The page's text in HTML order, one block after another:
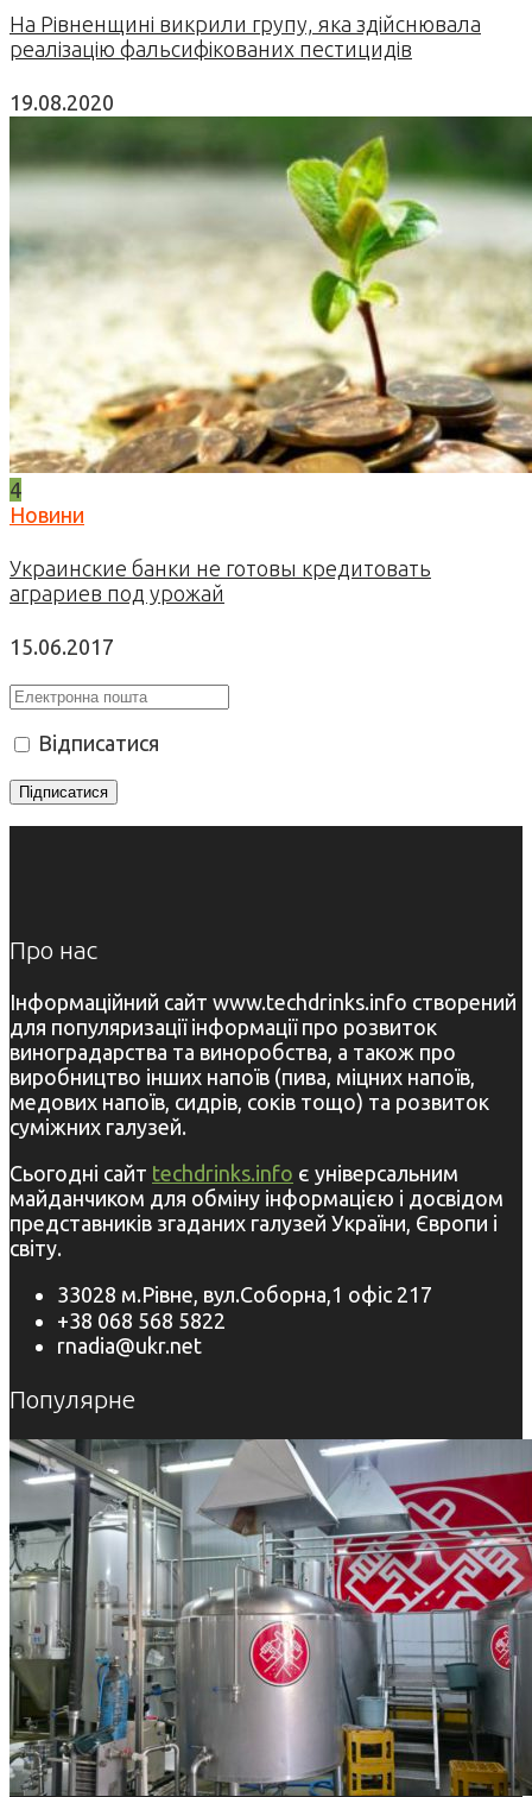
На Рівненщині викрили групу, яка здійснювала
реалізацію фальсифікованих пестицидів
19.08.2020
4
Новини
Украинские банки не готовы кредитовать
аграриев под урожай
15.06.2017
Відписатися
Про нас
Інформаційний сайт www.techdrinks.info створений
для популяризації інформації про розвиток
виноградарства та виноробства, а також про
виробництво інших напоїв (пива, міцних напоїв,
медових напоїв, сидрів, соків тощо) та розвиток
суміжних галузей.
Сьогодні сайт techdrinks.info є універсальним
майданчиком для обміну інформацією і досвідом
представників згаданих галузей України, Європи і
світу.
33028 м.Рівне, вул.Соборна,1 офіс 217
+38 068 568 5822
rnadia@ukr.net
Популярне